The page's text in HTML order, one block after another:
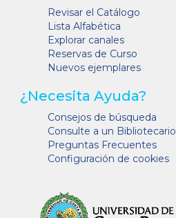
Revisar el Catálogo
Lista Alfabética
Explorar canales
Reservas de Curso
Nuevos ejemplares
¿Necesita Ayuda?
Consejos de búsqueda
Consulte a un Bibliotecario
Preguntas Frecuentes
Configuración de cookies